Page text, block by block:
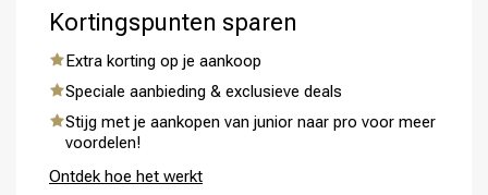
Kortingspunten sparen
Extra korting op je aankoop
Speciale aanbieding & exclusieve deals
Stijg met je aankopen van junior naar pro voor meer
voordelen!
Ontdek hoe het werkt